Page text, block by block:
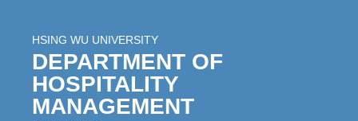
HSING WU UNIVERSITY
DEPARTMENT OF
HOSPITALITY
MANAGEMENT